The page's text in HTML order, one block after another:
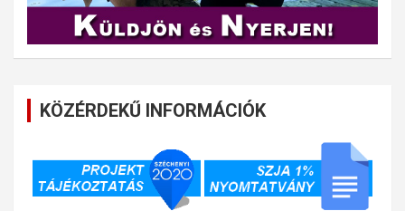
KÖZÉRDEKŰ INFORMÁCIÓK